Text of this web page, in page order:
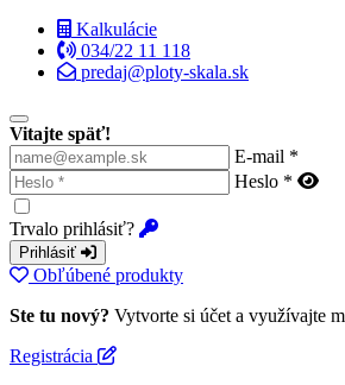
Kalkulácie
034/22 11 118
predaj@ploty-skala.sk
Vitajte späť!
E-mail *
Heslo *
Trvalo prihlásiť?
Prihlásiť
Obľúbené produkty
Ste tu nový? Vytvorte si účet a využívajte
Registrácia